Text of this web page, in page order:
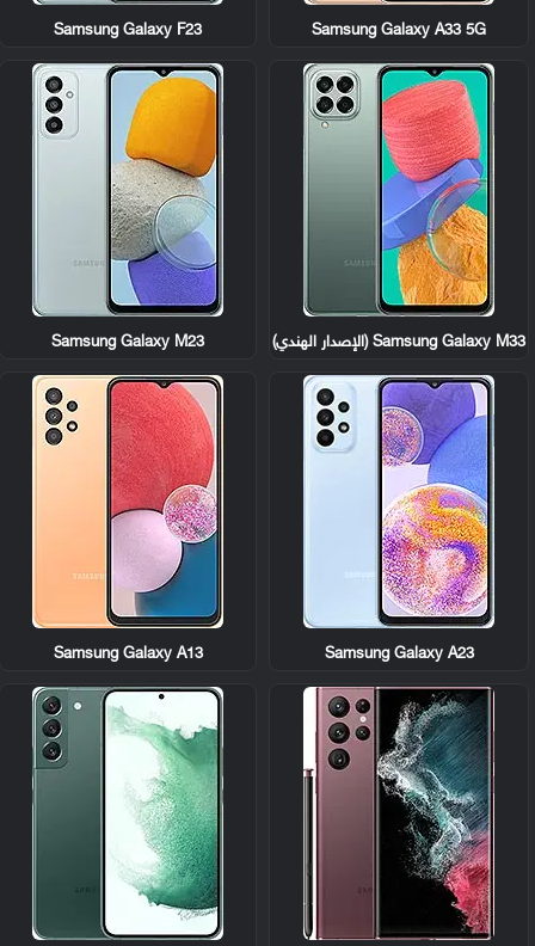
Samsung Galaxy A33 5G
Samsung Galaxy F23
Samsung Galaxy M33 (الإصدار الهندي) Samsung Galaxy M23
Samsung Galaxy A23
Samsung Galaxy A13